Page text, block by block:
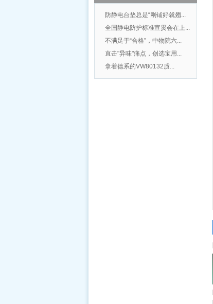
防静电台垫总是“刚铺好就翘...
全国静电防护标准宣贯会在上...
不满足于“合格”，中物院六...
直击"异味"痛点，创选宝用...
拿着德系的VW80132质...